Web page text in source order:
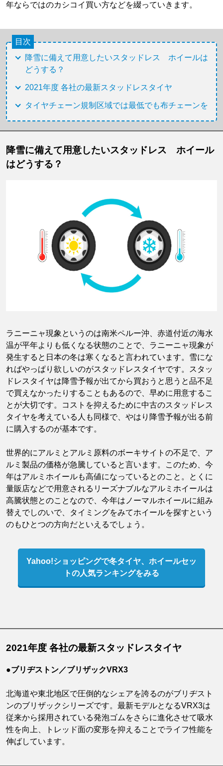
年ならではのカシコイ買い方などを綴っていきます。
目次
降雪に備えて用意したいスタッドレス ホイールは
どうする？
2021年度 各社の最新スタッドレスタイヤ
タイヤチェーン規制区域では最低でも布チェーンを
降雪に備えて用意したいスタッドレス ホイール
はどうする？
ラニーニャ現象というのは南米ペルー沖、赤道付近の海水
温が平年よりも低くなる状態のことで、ラニーニャ現象が
発生すると日本の冬は寒くなると言われています。雪にな
ればやっぱり欲しいのがスタッドレスタイヤです。スタッ
ドレスタイヤは降雪予報が出てから買おうと思うと品不足
で買えなかったりすることもあるので、早めに用意するこ
とが大切です。コストを抑えるために中古のスタッドレス
タイヤを考えている人も同様で、やはり降雪予報が出る前
に購入するのが基本です。
世界的にアルミとアルミ原料のボーキサイトの不足で、ア
ルミ製品の価格が急騰していると言います。このため、今
年はアルミホイールも高値になっているとのこと。とくに
量販店などで用意されるリーズナブルなアルミホイールは
高騰状態とのことなので、今年はノーマルホイールに組み
替えでしのいで、タイミングをみてホイールを探すという
のもひとつの方向だといえるでしょう。
Yahoo!ショッピングで冬タイヤ、ホイールセッ
トの人気ランキングをみる
2021年度 各社の最新スタッドレスタイヤ
●ブリヂストン／ブリザックVRX3
北海道や東北地区で圧倒的なシェアを誇るのがブリヂスト
ンのブリザックシリーズです。最新モデルとなるVRX3は
従来から採用されている発泡ゴムをさらに進化させて吸水
性を向上、トレッド面の変形を抑えることでライフ性能を
伸ばしています。